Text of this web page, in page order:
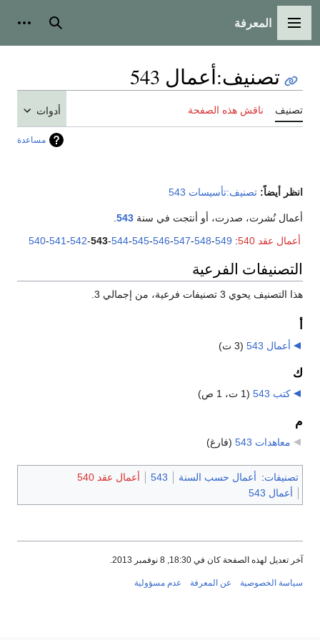
القائمة الرئيسية
المعرفة بحث
تصنيف:أعمال 543
تصنيف ناقش هذه الصفحة أدوات
مساعدة
انظر أيضاً: تصنيف:تأسيسات 543
أعمال نُشرت، صدرت، أو أنتجت في سنة 543
أعمال عقد 540
:
540-541-542-543-544-545-546-547-548-549
التصنيفات الفرعية
هذا التصنيف يحوي 3 تصنيفات فرعية، من إجمالي 3.
أعمال 543 (3 ت)
ك
كتب 543 (1 ت، 1 ص)
م
معاهدات 543 (فارغ)
تصنيفات: أعمال حسب السنة 543
أعمال عقد 540
أعمال 543
آخر تعديل لهذه الصفحة كان في 18:30, 8 نوفمبر 2013.
سياسة الخصوصية عن المعرفة عدم مسؤولية